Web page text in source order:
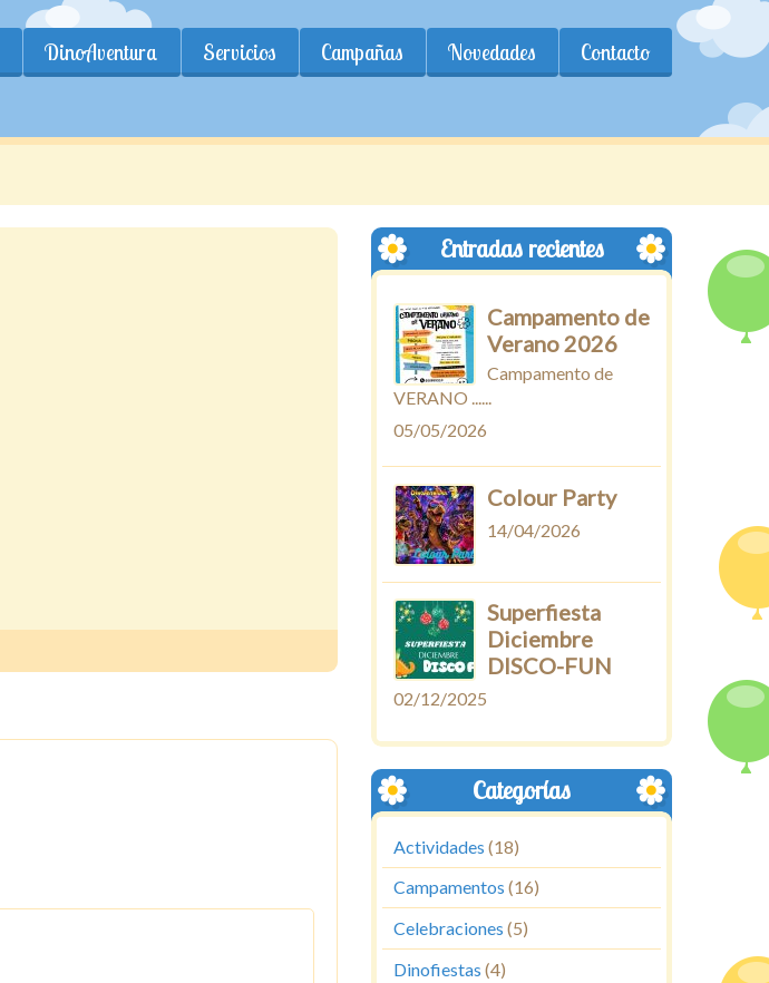
DinoAventura Servicios Campañas Novedades Contacto
Entradas recientes
Campamento de
Verano 2026
Campamento de
VERANO ......
05/05/2026
Colour Party
14/04/2026
Superfiesta
Diciembre
DISCO-FUN
02/12/2025
Categorías
Actividades (18)
Campamentos (16)
Celebraciones (5)
Dinofiestas (4)